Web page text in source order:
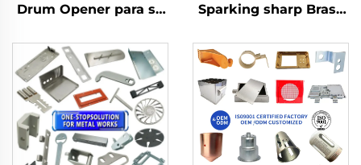
Drum Opener para sa
Flammables sa loob
ng Petroleum Sector
Sparking sharp Brass
Sledge Hammers
Hammer para Gamitin
sa Flammable at
Explosive Places